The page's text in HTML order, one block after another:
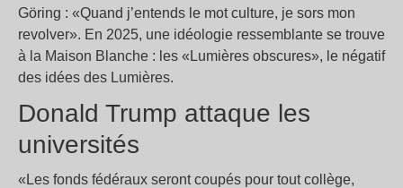
Göring : «Quand j’entends le mot culture, je sors mon
revolver». En 2025, une idéologie ressemblante se trouve
à la Maison Blanche : les «Lumières obscures», le négatif
des idées des Lumières.
Donald Trump attaque les
universités
«Les fonds fédéraux seront coupés pour tout collège,